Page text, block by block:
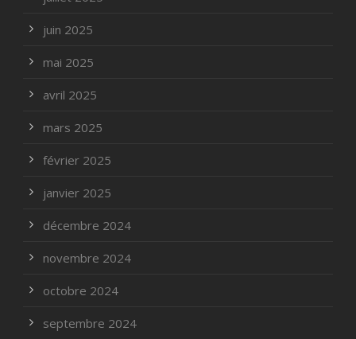
juin 2025
mai 2025
avril 2025
mars 2025
février 2025
janvier 2025
décembre 2024
novembre 2024
octobre 2024
septembre 2024